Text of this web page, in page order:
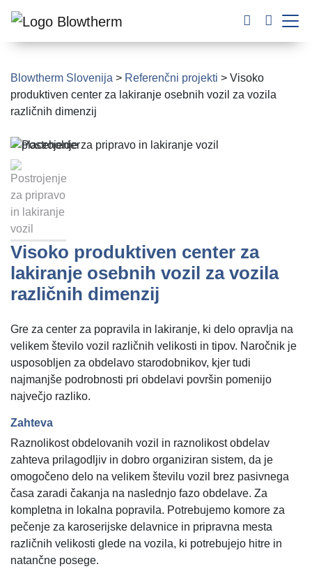
Blowtherm Slovenija > Referenčni projekti > Visoko
produktiven center za lakiranje osebnih vozil za vozila
različnih dimenzij
Visoko produktiven center za
lakiranje osebnih vozil za vozila
različnih dimenzij
Gre za center za popravila in lakiranje, ki delo opravlja na
velikem število vozil različnih velikosti in tipov. Naročnik je
usposobljen za obdelavo starodobnikov, kjer tudi
najmanjše podrobnosti pri obdelavi površin pomenijo
največjo razliko.
Zahteva
Raznolikost obdelovanih vozil in raznolikost obdelav
zahteva prilagodljiv in dobro organiziran sistem, da je
omogočeno delo na velikem številu vozil brez pasivnega
časa zaradi čakanja na naslednjo fazo obdelave. Za
kompletna in lokalna popravila. Potrebujemo komore za
pečenje za karoserijske delavnice in pripravna mesta
različnih velikosti glede na vozila, ki potrebujejo hitre in
natančne posege.